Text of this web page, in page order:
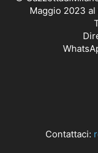
Maggio 2023
Contattaci: